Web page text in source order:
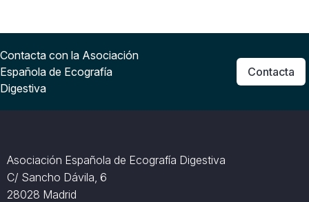
Contacta con la Asociación
Española de Ecografía
Digestiva
Contacta
Asociación Española de Ecografía Digestiva
C/ Sancho Dávila, 6
28028 Madrid